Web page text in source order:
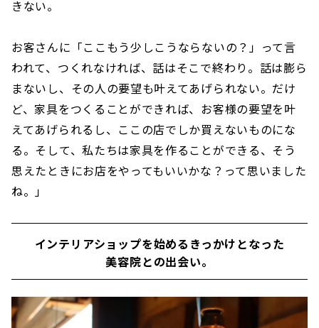
きない。
お客さんに「ここもう少しこうならないの？」って言
われて、つくれなければ、話はそこで終わり。話は膨ら
まないし、その人の要望も叶えてあげられない。だけ
ど、家具をつくることができれば、お客様の要望を叶
えてあげられるし、ここの店でしか買えないものにな
る。そして、私たちは家具を作ることができる、そう
思えたときにお店をやってもいいかな？って思いました
ね。」
インテリアショップを始めるきっかけとなった
美容院との出会い。